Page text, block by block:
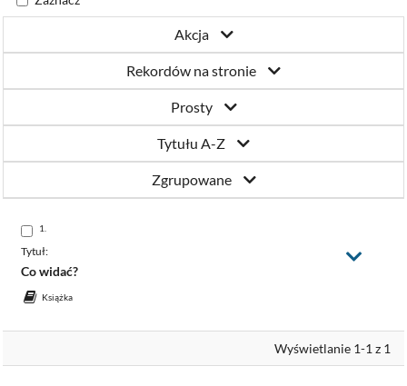
Akcja
Rekordów na stronie
Prosty
Tytułu A-Z
Zgrupowane
Skocz
do
1.
Tytuł:
Co widać?
Książka
Zmień
widok
Wyświetlanie 1-1 z 1